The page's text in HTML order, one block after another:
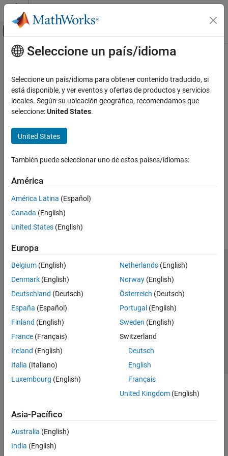
Saltar al contenido
Mostrar/ocultar menú de navegación
Inicio de Documentación
Contenido principal
¿Qué tan útil fue esta traducción?
Seleccione un país/idioma
Seleccione un país/idioma para obtener contenido traducido, si
está disponible, y ver eventos y ofertas de productos y servicios
locales. Según su ubicación geográfica, recomendamos que
seleccione:United States.
United States
También puede seleccionar uno de estos países/idiomas:
América
América Latina (Español)
Canada (English)
United States (English)
Europa
Belgium (English)
Denmark (English)
Deutschland (Deutsch)
España (Español)
Finland (English)
France (Français)
Ireland (English)
Italia (Italiano)
Luxembourg (English)
Netherlands(English)
Norway(English)
Österreich (Deutsch)
Portugal (English)
Sweden (English)
Switzerland
Deutsch
English
Français
United Kingdom(English)
Asia-Pacífico
Australia (English)
India (English)
Centro de confianza
Marcas comerciales
Política de privacidad
Antipiratería
Estado de las aplicaciones
Información de contacto
© 1994-2026 The MathWorks, Inc.
Seleccione un país/